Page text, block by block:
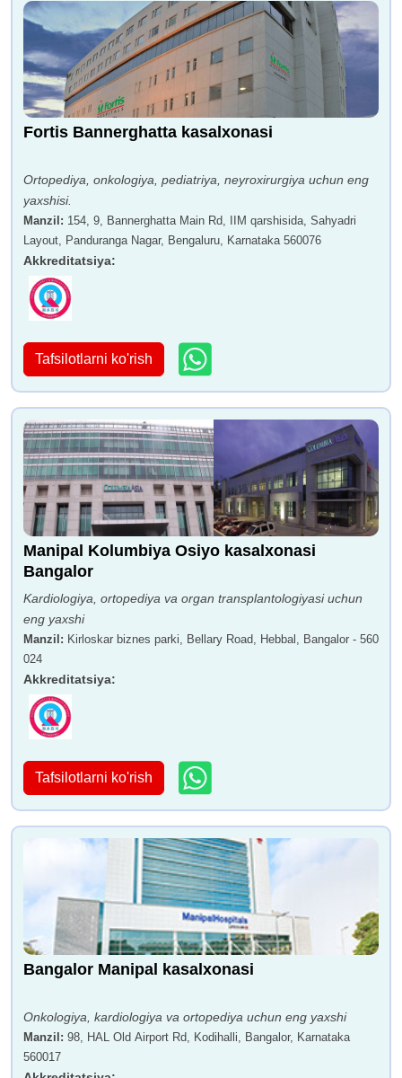
Fortis Bannerghatta kasalxonasi
Ortopediya, onkologiya, pediatriya, neyroxirurgiya uchun eng
yaxshisi.
Manzil : 154, 9, Bannerghatta Main Rd, IIM qarshisida, Sahyadri
Layout, Panduranga Nagar, Bengaluru, Karnataka 560076
Akkreditatsiya:
Tafsilotlarni ko'rish
Manipal Kolumbiya Osiyo kasalxonasi
Bangalor
Kardiologiya, ortopediya va organ transplantologiyasi uchun
eng yaxshi
Manzil : Kirloskar biznes parki, Bellary Road, Hebbal, Bangalor - 560
024
Akkreditatsiya:
Tafsilotlarni ko'rish
Bangalor Manipal kasalxonasi
Onkologiya, kardiologiya va ortopediya uchun eng yaxshi
Manzil : 98, HAL Old Airport Rd, Kodihalli, Bangalor, Karnataka
560017